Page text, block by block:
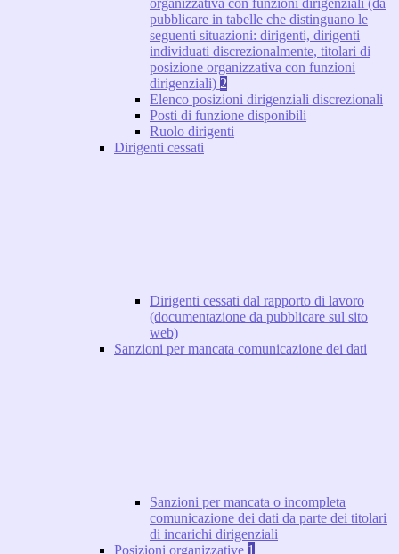
organizzativa con funzioni dirigenziali (da
pubblicare in tabelle che distinguano le
seguenti situazioni: dirigenti, dirigenti
individuati discrezionalmente, titolari di
posizione organizzativa con funzioni
dirigenziali) 2
Elenco posizioni dirigenziali discrezionali
Posti di funzione disponibili
Ruolo dirigenti
Dirigenti cessati
Dirigenti cessati dal rapporto di lavoro
(documentazione da pubblicare sul sito
web)
Sanzioni per mancata comunicazione dei dati
Sanzioni per mancata o incompleta
comunicazione dei dati da parte dei titolari
di incarichi dirigenziali
Posizioni organizzative 1